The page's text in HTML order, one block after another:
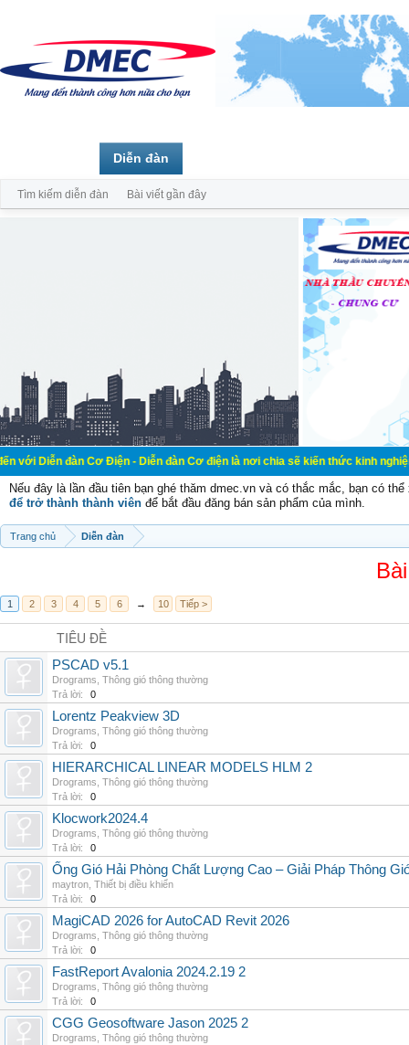
Cơ Điện - Diễn đàn Cơ điện là nơi chia sẽ kiến thức kinh nghiệm trong
Nếu đây là lần đầu tiên bạn ghé thăm dmec.vn và có thắc mắc, bạn có
để trở thành thành viên để bắt đầu đăng bán sản phẩm của mình.
Trang chủ Diễn đàn
1 2 3 4 5 6 → 10 Tiếp >
TIÊU ĐỀ
PSCAD v5.1
Drograms Thông gió thông thường
Trả lời:
0
Lorentz Peakview 3D
Drograms Thông gió thông thường
Trả lời:
0
HIERARCHICAL LINEAR MODELS HLM 2
Drograms Thông gió thông thường
Trả lời:
0
Klocwork2024.4
Drograms Thông gió thông thường
Trả lời:
0
Ống Gió Hải Phòng Chất Lượng Cao – Giải Pháp Thông
maytron Thiết bị điều khiển
Trả lời:
0
MagiCAD 2026 for AutoCAD Revit 2026
Drograms Thông gió thông thường
Trả lời:
0
FastReport Avalonia 2024.2.19 2
Drograms Thông gió thông thường
Trả lời:
0
CGG Geosoftware Jason 2025 2
Drograms Thông gió thông thường
Diễn đàn
Tìm kiếm diễn đàn Bài viết gần đây